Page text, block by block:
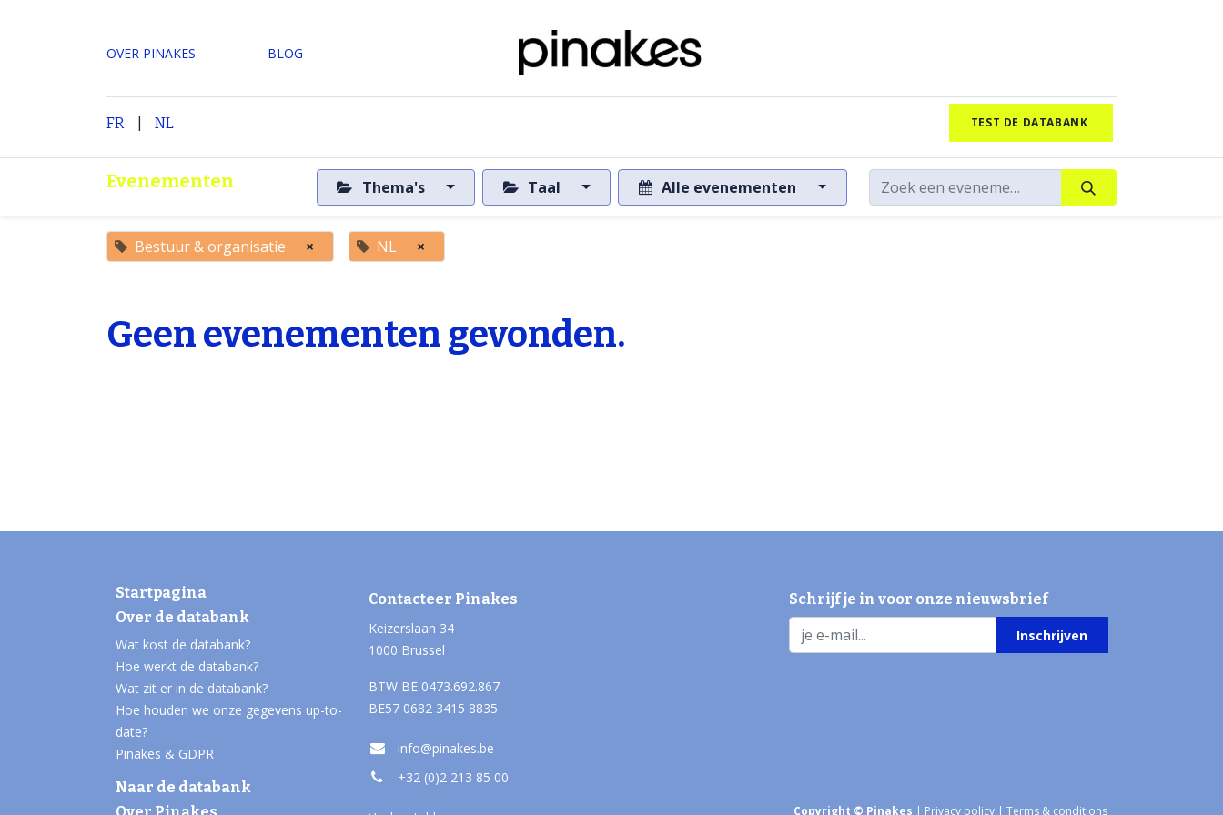
OVER PINAKES ​BLOG
FR | NL TEST DE DATABANK
Evenementen Thema's Taal Alle evenementen
Bestuur & organisatie × NL ×
Geen evenementen gevonden.
Startpagina
Over de databank
Wat kost de databank?
Hoe werkt de databank?
Wat zit er in de databank?
Hoe houden we onze gegevens up-to-
date?
Pinakes & GDPR
Naar de databank
Over Pinakes
Contacteer Pinakes
Keizerslaan 34
1000 Brussel
BTW BE 0473.692.867
BE57 0682 3415 8835
info@pinakes.be
+32 (0)2 213 85 00
Schrijf je in voor onze nieuwsbrief
Inschrijven
Copyright © Pinakes | Privacy policy | Terms & conditions